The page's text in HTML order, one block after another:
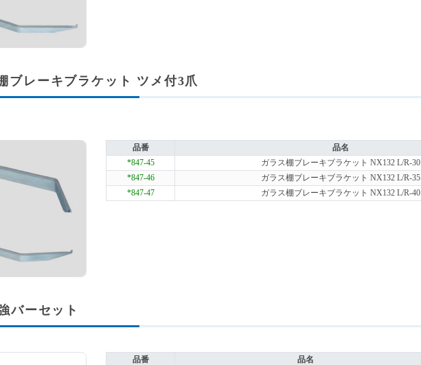
ブレーキブラケット ツメ付3爪
品番
品名
*847-45
ガラス棚ブレーキブラケット NX132 L/R-30
*847-46
ガラス棚ブレーキブラケット NX132 L/R-35
*847-47
ガラス棚ブレーキブラケット NX132 L/R-40
バーセット
品番 品名